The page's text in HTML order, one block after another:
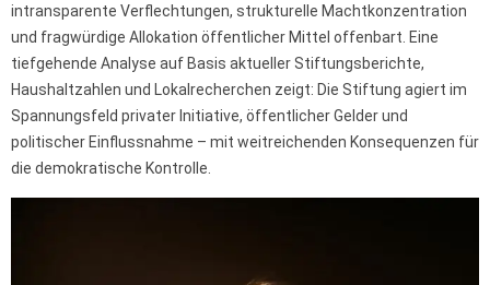
intransparente Verflechtungen, strukturelle Machtkonzentration
und fragwürdige Allokation öffentlicher Mittel offenbart. Eine
tiefgehende Analyse auf Basis aktueller Stiftungsberichte,
Haushaltzahlen und Lokalrecherchen zeigt: Die Stiftung agiert im
Spannungsfeld privater Initiative, öffentlicher Gelder und
politischer Einflussnahme – mit weitreichenden Konsequenzen für
die demokratische Kontrolle.